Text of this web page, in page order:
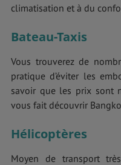
climatisation et à du
Bateau-Taxis
Vous trouverez de
pratique d’éviter les
savoir que les prix sont
vous fait découvrir
Hélicoptères
Moyen de transport